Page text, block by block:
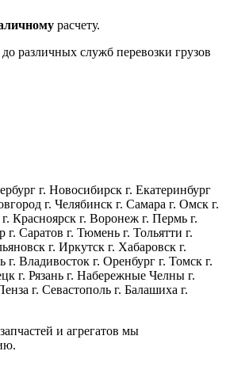
расчету.
различных служб перевозки грузов
г. Новосибирск г. Екатеринбург
г. Челябинск г. Самара г. Омск г.
Красноярск г. Воронеж г. Пермь г.
г. Саратов г. Тюмень г. Тольятти г.
г. Иркутск г. Хабаровск г.
г. Владивосток г. Оренбург г. Томск г.
г. Рязань г. Набережные Челны г.
г. Севастополь г. Балашиха г.
и агрегатов мы